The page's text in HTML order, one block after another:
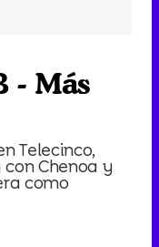
- Más
Telecinco,
Chenoa y
como